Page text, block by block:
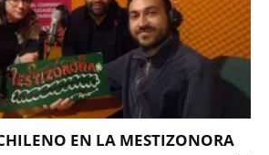
EN LA MESTIZONORA